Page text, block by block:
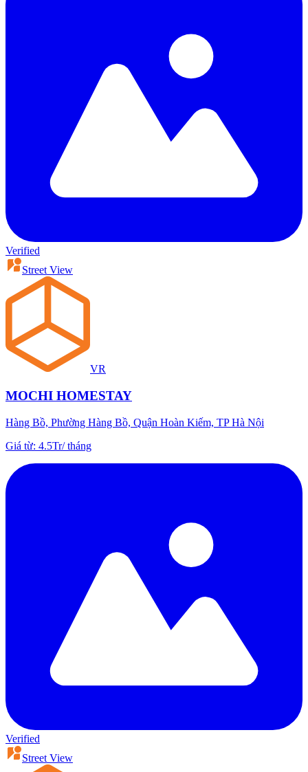
Verified
Street View
VR
MOCHI HOMESTAY
Hàng Bồ, Phường Hàng Bồ, Quận Hoàn Kiếm, TP Hà Nội
Giá từ: 4.5Tr/tháng
Verified
Street View